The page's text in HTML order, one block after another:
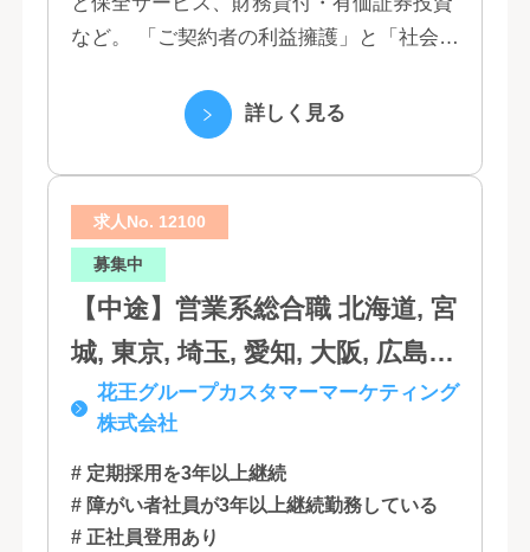
富山, 福井, 長野, 山梨, 愛知, 静
岡, 三重, 岐阜, 大阪, 京都, 兵庫,
滋賀, 奈良, 和歌山, 広島, 岡山, 山
口, 鳥取, 島根, 香川, 愛媛, 徳島,
高知, 福岡, 長崎, 熊本, 鹿児島, 大
分, 宮崎, 佐賀, 沖縄
など。 「ご契約者の利益擁護」と「社会へ
づく「お客さま基点」をスローガンに掲
詳しく見る
求人No. 12100
募集中
【中途】営業系総合職 北海道, 宮
城, 東京, 埼玉, 愛知, 大阪, 広島,
福岡花王グループカスタマーマーケティング
株式会社
# 定期採用を3年以上継続
# 障がい者社員が3年以上継続勤務している
# 正社員登用あり